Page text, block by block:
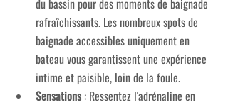
du bassin pour des moments de baignade
rafraîchissants. Les nombreux spots de
baignade accessibles uniquement en
bateau vous garantissent une expérience
intime et paisible, loin de la foule.
Sensations : Ressentez l'adrénaline en